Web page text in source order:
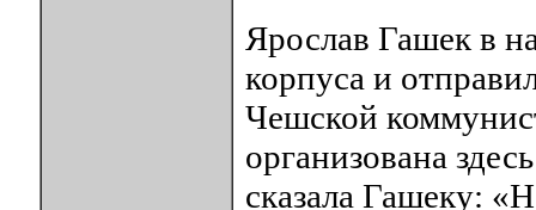
Ярослав Гашек в
корпуса и
Чешской
организована
сказала Гашеку: